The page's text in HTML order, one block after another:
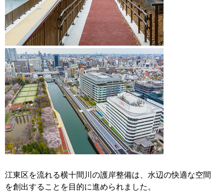
江東区を流れる横十間川の護岸整備は、水辺の快適な空間
を創出することを目的に進められました。